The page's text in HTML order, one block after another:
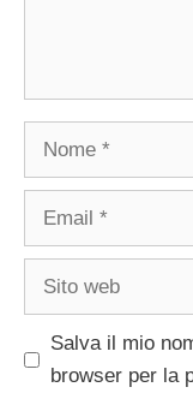
Nome
Email
Sito
Salva il mio
browser per la